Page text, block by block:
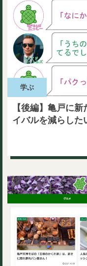
学ぶ
【後編】亀戸に
イバルを減らした